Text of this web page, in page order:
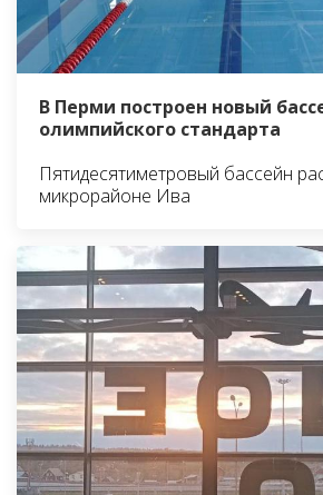
В Перми построен новый
олимпийского стандарта
Пятидесятиметровый бассейн
микрорайоне Ива